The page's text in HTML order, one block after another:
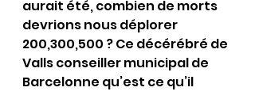
aurait été, combien de morts
devrions nous déplorer
200,300,500 ? Ce décérébré de
Valls conseiller municipal de
Barcelonne qu’est ce qu’il